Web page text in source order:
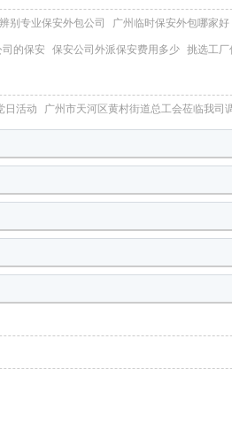
别专业保安外包公司 广州临时保安外包哪家好
的保安 保安公司外派保安费用多少 挑选工厂
日活动 广州市天河区黄村街道总工会莅临我司